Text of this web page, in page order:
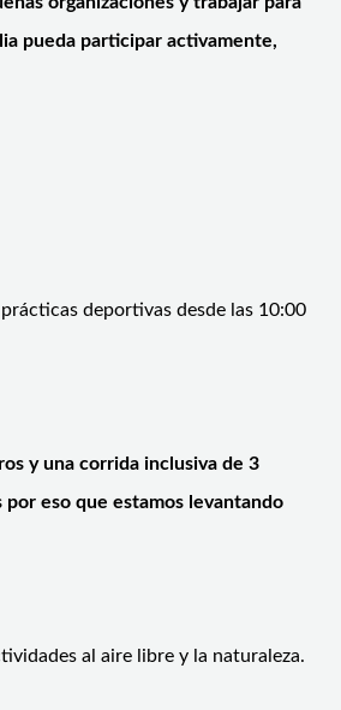
pueda participar activamente,
deportivas desde las 10:00
y una corrida inclusiva de 3
eso que estamos levantando
al aire libre y la naturaleza.